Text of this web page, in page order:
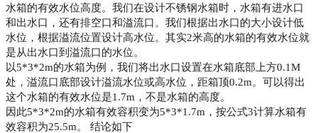
水箱的有效水位高度。我们在设计不锈钢水箱时，水箱有进水口
和出水口，还有排空口和溢流口。我们根据出水口的大小设计低
水位，根据溢流位置设计高水位。其实2米高的水箱的有效水位就
是从出水口到溢流口的水位。
以5*3*2m的水箱为例，我们将出水口设置在水箱底部上方0.1M
处，溢流口底部设计溢流水位或高水位，距箱顶0.2m。可以得出
这个水箱的有效水位是1.7m，不是水箱的高度。
因此5*3*2m的水箱有效容积变为5*3*1.7m，按公式3计算水箱有
效容积为25.5m。 结论如下